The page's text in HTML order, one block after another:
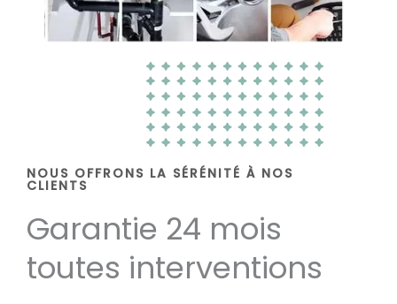
NOUS OFFRONS LA SÉRÉNITÉ À NOS
CLIENTS
Garantie 24 mois
toutes interventions